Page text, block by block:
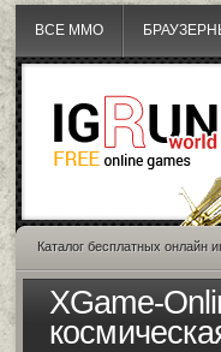
ВСЕ MMO
Каталог бесплатных онлайн
XGame-